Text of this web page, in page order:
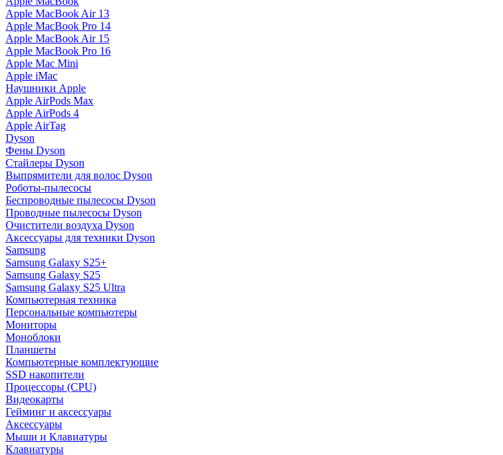
Apple MacBook Air 13
Apple MacBook Pro 14
Apple MacBook Air 15
Apple MacBook Pro 16
Apple Mac Mini
Apple iMac
Наушники Apple
Apple AirPods Max
Apple AirPods 4
Apple AirTag
Dyson
Фены Dyson
Стайлеры Dyson
Выпрямители для волос Dyson
Роботы-пылесосы
Беспроводные пылесосы Dyson
Проводные пылесосы Dyson
Очистители воздуха Dyson
Аксессуары для техники Dyson
Samsung
Samsung Galaxy S25+
Samsung Galaxy S25
Samsung Galaxy S25 Ultra
Компьютерная техника
Персональные компьютеры
Мониторы
Моноблоки
Планшеты
Компьютерные комплектующие
SSD накопители
Процессоры (CPU)
Видеокарты
Гейминг и аксессуары
Аксессуары
Мыши и Клавиатуры
Клавиатуры